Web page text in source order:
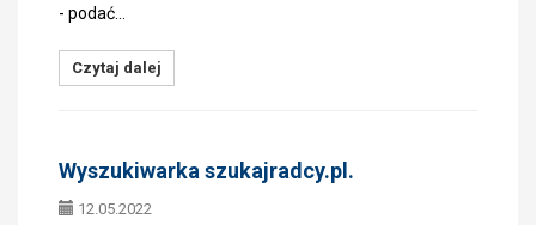
- podać…
Czytaj dalej
Wyszukiwarka szukajradcy.pl.
12.05.2022